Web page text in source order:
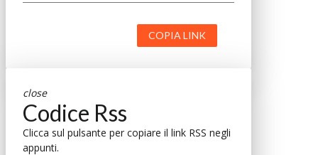
COPIA LINK
close
Codice Rss
Clicca sul pulsante per copiare il link RSS negli
appunti.